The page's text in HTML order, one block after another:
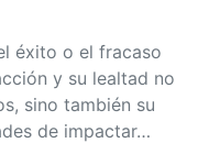
éxito o el fracaso
y su lealtad no
sino también su
de impactar…